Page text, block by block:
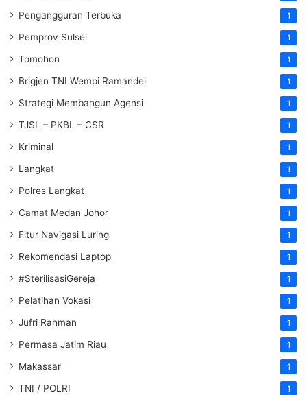
Pengangguran Terbuka 1
Pemprov Sulsel 1
Tomohon 1
Brigjen TNI Wempi Ramandei 1
Strategi Membangun Agensi 1
TJSL – PKBL – CSR 1
Kriminal 1
Langkat 1
Polres Langkat 1
Camat Medan Johor 1
Fitur Navigasi Luring 1
Rekomendasi Laptop 1
#SterilisasiGereja 1
Pelatihan Vokasi 1
Jufri Rahman 1
Permasa Jatim Riau 1
Makassar 1
TNI / POLRI 1